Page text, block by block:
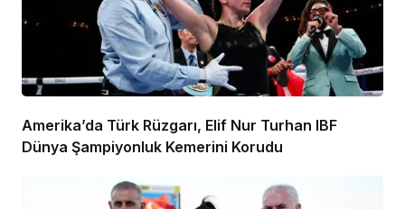
Amerika’da Türk Rüzgarı, Elif Nur Turhan IBF
Dünya Şampiyonluk Kemerini Korudu